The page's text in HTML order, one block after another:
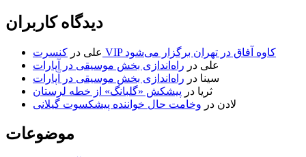
دیدگاه کاربران
علی در
کنسرت VIP کاوه آفاق در تهران برگزار می‌شود
علی در راه‌اندازی بخش موسیقی در آپارات
سینا در راه‌اندازی بخش موسیقی در آپارات
ثریا در پیشکش «گلبانگ» از خطه لرستان
لادن در وخامت حال خواننده پیشکسوت گیلانی
موضوعات